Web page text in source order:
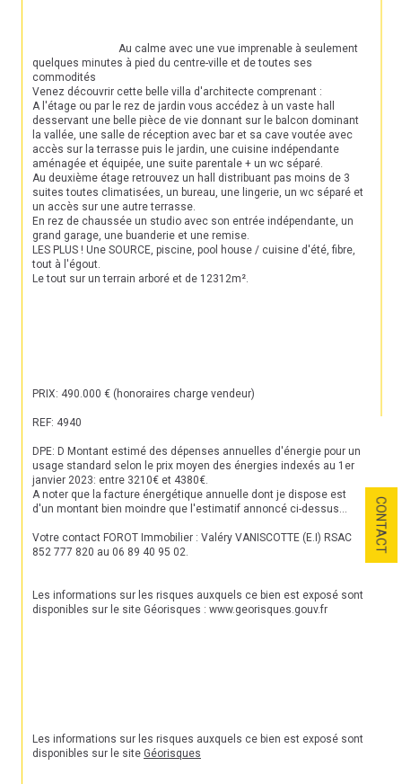
CONTACT
quelques minutes à pied du centre-ville et de toutes ses
commodités
Venez découvrir cette belle villa d'architecte comprenant :
A l'étage ou par le rez de jardin vous accédez à un vaste hall
desservant une belle pièce de vie donnant sur le balcon dominant
la vallée, une salle de réception avec bar et sa cave voutée avec
accès sur la terrasse puis le jardin, une cuisine indépendante
aménagée et équipée, une suite parentale + un wc séparé.
Au deuxième étage retrouvez un hall distribuant pas moins de 3
suites toutes climatisées, un bureau, une lingerie, un wc séparé et
un accès sur une autre terrasse.
En rez de chaussée un studio avec son entrée indépendante, un
grand garage, une buanderie et une remise.
LES PLUS ! Une SOURCE, piscine, pool house / cuisine d'été, fibre,
tout à l'égout.
Le tout sur un terrain arboré et de 12312m².
PRIX: 490.000 € (honoraires charge vendeur)
REF: 4940
DPE: D Montant estimé des dépenses annuelles d'énergie pour un
usage standard selon le prix moyen des énergies indexés au 1er
janvier 2023: entre 3210€ et 4380€.
A noter que la facture énergétique annuelle dont je dispose est
d'un montant bien moindre que l'estimatif annoncé ci-dessus...
Votre contact FOROT Immobilier : Valéry VANISCOTTE (E.I) RSAC
852 777 820 au 06 89 40 95 02.
Les informations sur les risques auxquels ce bien est exposé sont
disponibles sur le site Géorisques : www.georisques.gouv.fr
Les informations sur les risques auxquels ce bien est exposé sont
disponibles sur le site Géorisques